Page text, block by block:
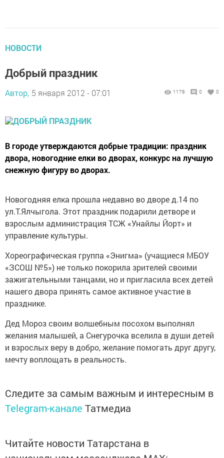
НОВОСТИ
Добрый праздник
Автор, 5 января 2012 - 07:01 1178 0 0
В городе утверждаются добрые традиции: праздник
двора, новогодние елки во дворах, конкурс на лучшую
снежную фигуру во дворах.
Новогодняя елка прошла недавно во дворе д.14 по
ул.Т.Ялчыгола. Этот праздник подарили детворе и
взрослым администрация ТСЖ «Унайлы Йорт» и
управление культуры.
Хореографическая группа «Энигма» (учащиеся МБОУ
«ЗСОШ №5») не только покорила зрителей своими
зажигательными танцами, но и пригласила всех детей
нашего двора принять самое активное участие в
празднике.
Дед Мороз своим волшебным посохом выполнял
желания малышей, а Снегурочка вселила в души детей
и взрослых веру в добро, желание помогать друг другу,
мечту воплощать в реальность.
Следите за самым важным и интересным в
Telegram-канале Татмедиа
Читайте новости Татарстана в